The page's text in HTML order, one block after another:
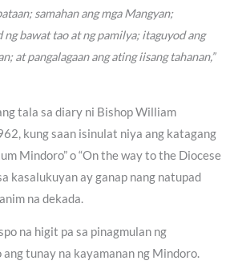
samahan ang mga Mangyan;
ng bawat tao at ng pamilya; itaguyod ang
at pangalagaan ang ating iisang tahanan,”
tala sa diary ni Bishop William
kung saan isinulat niya ang katagang
Mindoro” o “On the way to the Diocese
kasalukuyan ay ganap nang natupad
na dekada.
na higit pa sa pinagmulan ng
tunay na kayamanan ng Mindoro.